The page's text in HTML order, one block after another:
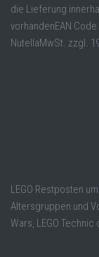
die Lieferung
vorhandenEAN
NutellaMwSt. zzgl.
LEGO Restposten
Altersgruppen und
Wars, LEGO